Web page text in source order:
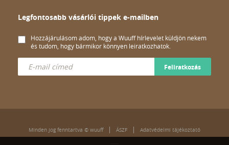
Legfontosabb vásárlói tippek e-mailben
Hozzájárulásom adom, hogy a Wuuff hírlevelet küldjön nekem
és tudom, hogy bármikor könnyen leiratkozhatok.
Feliratkozás
Minden jog fenntartva © wuuff ÁSZF Adatvédelmi tájékoztató